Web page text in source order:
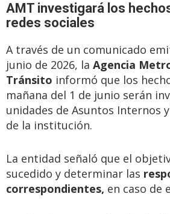
AMT investigará los
redes sociales
A través de un comunicado
junio de 2026, la Agencia
Tránsito informó que los
mañana del 1 de junio serán
unidades de Asuntos Internos
de la institución.
La entidad señaló que el
sucedido y determinar las
correspondientes, en caso de